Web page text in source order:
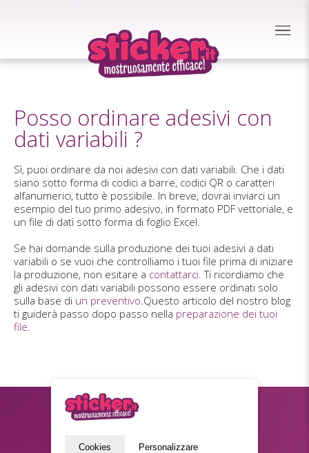
Posso ordinare adesivi con
dati variabili ?
Sì, puoi ordinare da noi adesivi con dati variabili. Che i dati
siano sotto forma di codici a barre, codici QR o caratteri
alfanumerici, tutto è possibile. In breve, dovrai inviarci un
esempio del tuo primo adesivo, in formato PDF vettoriale, e
un file di dati sotto forma di foglio Excel.
Se hai domande sulla produzione dei tuoi adesivi a dati
variabili o se vuoi che controlliamo i tuoi file prima di iniziare
la produzione, non esitare a contattarci. Ti ricordiamo che
gli adesivi con dati variabili possono essere ordinati solo
sulla base di un preventivo.Questo articolo del nostro blog
ti guiderà passo dopo passo nella preparazione dei tuoi
file.
Iscriviti alla Newsletter?
(privacy policy)
Cookies Personalizzare